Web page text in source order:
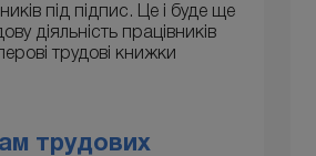
під підпис. Це і буде ще
діяльність працівників
трудові книжки
трудових